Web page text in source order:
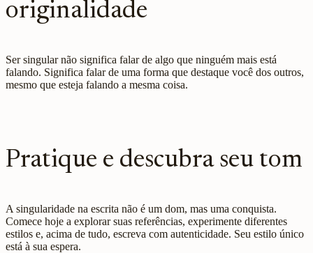
originalidade
Ser singular não significa falar de algo que ninguém mais está
falando. Significa falar de uma forma que destaque você dos outros,
mesmo que esteja falando a mesma coisa.
Pratique e descubra seu tom
A singularidade na escrita não é um dom, mas uma conquista.
Comece hoje a explorar suas referências, experimente diferentes
estilos e, acima de tudo, escreva com autenticidade. Seu estilo único
está à sua espera.